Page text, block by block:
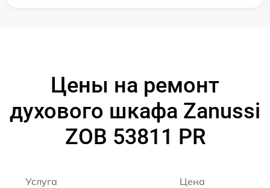
Цены на ремонт
духового шкафа Zanussi
ZOB 53811 PR
Услуга Цена